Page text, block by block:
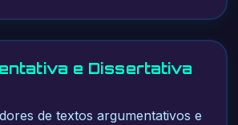
e Dissertativa
de textos argumentativos e